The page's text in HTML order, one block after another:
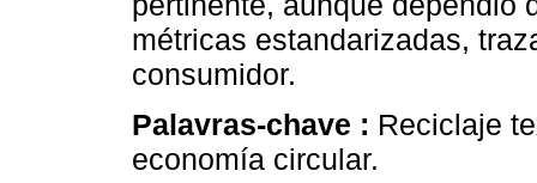
métricas estandarizadas,
consumidor.
Palavras-chave : Reciclaje
economía circular.